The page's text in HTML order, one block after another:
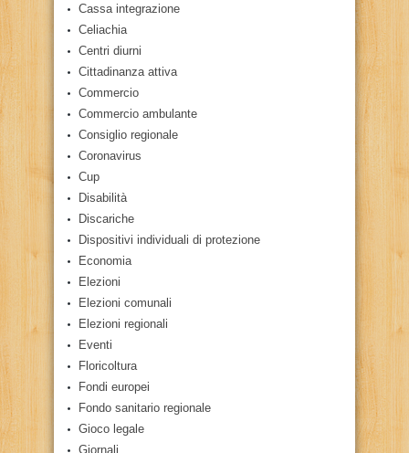
Cassa integrazione
Celiachia
Centri diurni
Cittadinanza attiva
Commercio
Commercio ambulante
Consiglio regionale
Coronavirus
Cup
Disabilità
Discariche
Dispositivi individuali di protezione
Economia
Elezioni
Elezioni comunali
Elezioni regionali
Eventi
Floricoltura
Fondi europei
Fondo sanitario regionale
Gioco legale
Giornali